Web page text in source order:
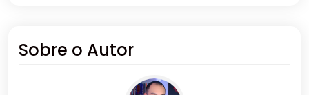
Sobre o Autor